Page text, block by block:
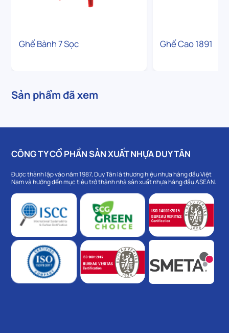
Ghế Bành 7 Sọc Ghế Cao 1891
Sản phẩm đã xem
CÔNG TY CỔ PHẦN SẢN XUẤT NHỰA DUY TÂN
Được thành lập vào năm 1987, Duy Tân là thương hiệu nhựa hàng đầu Việt
Nam và hướng đến mục tiêu trở thành nhà sản xuất nhựa hàng đầu ASEAN.